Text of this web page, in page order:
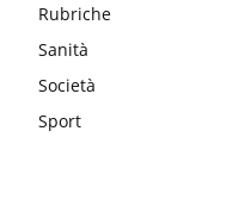
Rubriche
Sanità
Società
Sport